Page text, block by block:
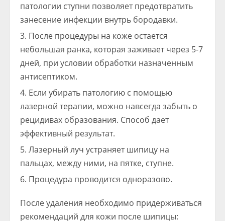
патологии ступни позволяет предотвратить
занесение инфекции внутрь бородавки.
После процедуры на коже остается
небольшая ранка, которая заживает через 5-7
дней, при условии обработки назначенным
антисептиком.
Если убирать патологию с помощью
лазерной терапии, можно навсегда забыть о
рецидивах образования. Способ дает
эффективный результат.
Лазерный луч устраняет шипицу на
пальцах, между ними, на пятке, ступне.
Процедура проводится одноразово.
После удаления необходимо придерживаться
рекомендаций для кожи после шипицы: